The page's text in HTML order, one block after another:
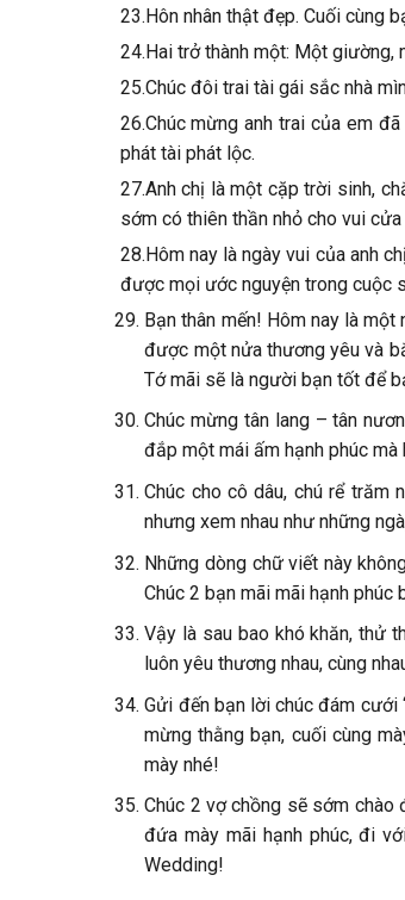
23.Hôn nhân thật đẹp. Cuối cùng
24.Hai trở thành một: Một giường,
25.Chúc đôi trai tài gái sắc nhà
26.Chúc mừng anh trai của em
phát tài phát lộc.
27.Anh chị là một cặp trời sinh,
sớm có thiên thần nhỏ cho vui cửa
28.Hôm nay là ngày vui của anh
được mọi ước nguyện trong cuộc
Bạn thân mến! Hôm nay là
được một nửa thương yêu và
Tớ mãi sẽ là người bạn tốt để
Chúc mừng tân lang – tân
đắp một mái ấm hạnh phúc
Chúc cho cô dâu, chú rể trăm
nhưng xem nhau như những
Những dòng chữ viết này
Chúc 2 bạn mãi mãi hạnh phúc
Vậy là sau bao khó khăn, thử
luôn yêu thương nhau, cùng
Gửi đến bạn lời chúc đám cưới
mừng thằng bạn, cuối cùng
mày nhé!
Chúc 2 vợ chồng sẽ sớm chào
đứa mày mãi hạnh phúc, đi
Wedding!